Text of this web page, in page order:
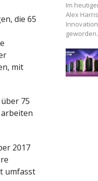
die 65
mit
75
2017
umfasst
Im
Alex